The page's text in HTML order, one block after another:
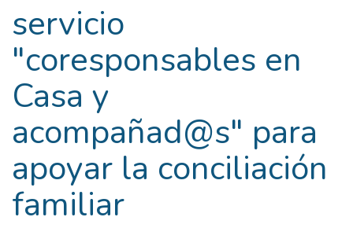
servicio
"coresponsables en
Casa y
acompañad@s" para
apoyar la conciliación
familiar